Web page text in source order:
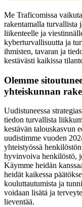
Me Traficomissa
rakentamalla turvallista
liikenteelle ja
kyberturvallisuutta ja
ihmisten, tavaran ja
kestävästi kaikissa
Olemme
yhteiskunnan
Uudistuneessa
tiedon turvallista
kestävän talouskasvun
uudistimme vuoden
yhteistyössä
hyvinvoiva henkilöstö,
Käymme heidän
heidät kaikessa
kouluttautumista ja
voidaan lisätä ja
lieventää.